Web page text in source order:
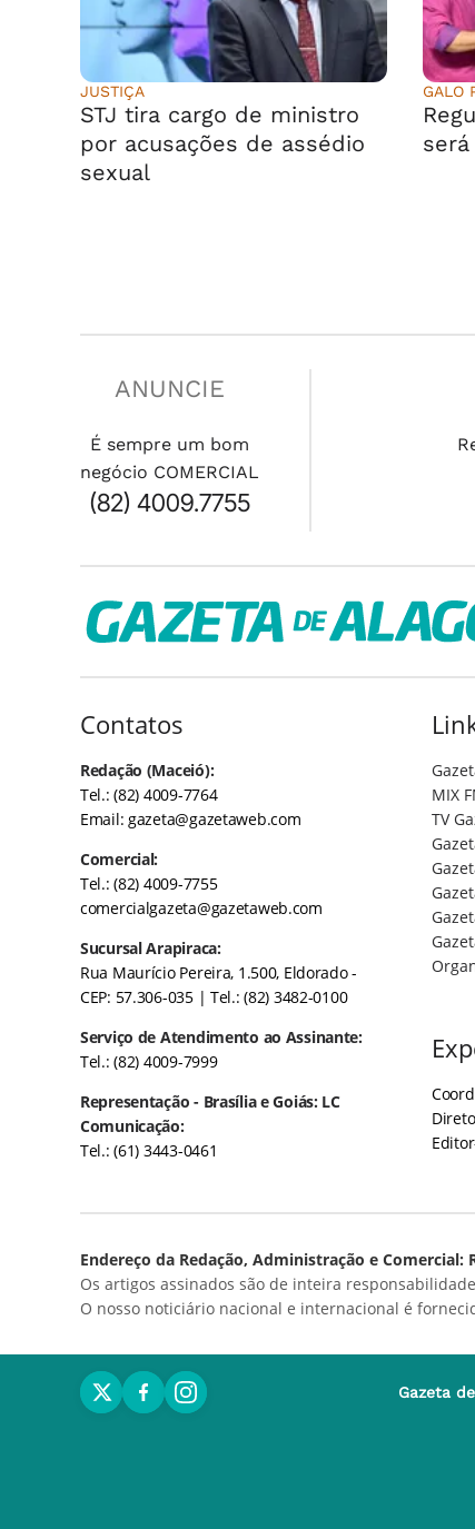
JUSTIÇA
STJ tira cargo de ministro
por acusações de assédio
sexual
GALO
ANUNCIE
É sempre um bom
negócio COMERCIAL
(82) 4009.7755
Contatos
Redação (Maceió):
Tel.: (82) 4009-7764
Email:gazeta@gazetaweb.com
Comercial:
Tel.: (82) 4009-7755
comercialgazeta@gazetaweb.com
Sucursal Arapiraca:
Rua Maurício Pereira, 1.500, Eldorado -
CEP: 57.306-035 | Tel.: (82) 3482-0100
Serviço de Atendimento ao Assinante:
Tel.: (82) 4009-7999
Representação - Brasília e Goiás: LC
Comunicação:
Tel.: (61) 3443-0461
MIX
TV
Endereço da Redação, Administração e Comercial:
Os artigos assinados são de inteira
O nosso noticiário nacional e internacional é
Gazeta